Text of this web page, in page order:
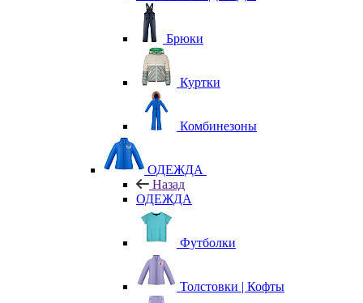
Брюки
Куртки
Комбинезоны
ОДЕЖДА
Назад
ОДЕЖДА
Футболки
Толстовки | Кофты